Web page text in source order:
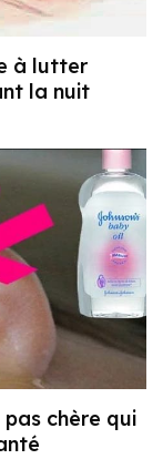
à lutter
la nuit
pas chère qui